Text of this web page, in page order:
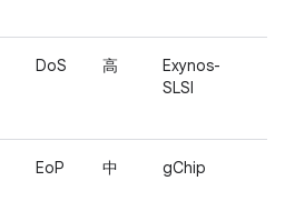
DoS 高
Exynos-
SLSI
EoP 中 gChip